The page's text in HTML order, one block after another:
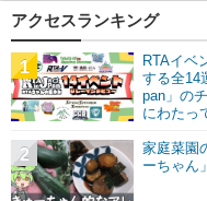
アクセスランキング
RTAイベ
する全14
pan」の
にわたっ
1
家庭菜園
ーちゃん
2